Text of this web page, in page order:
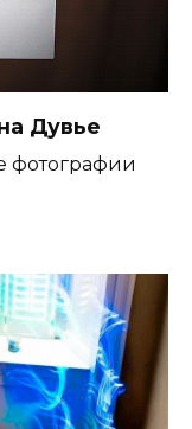
Дувье
фотографии